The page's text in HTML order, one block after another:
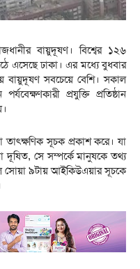
বায়ুদূষণ। বিশ্বের ১২৬
এসেছে ঢাকা। এর মধ্যে বুধবার
বায়ুদূষণ সবচেয়ে বেশি। সকাল
প্রযুক্তি প্রতিষ্ঠান
সূচক প্রকাশ করে। যা
দূষিত, সে সম্পর্কে মানুষকে তথ্য
সোয়া ৯টায় আইকিউএয়ার সূচকে